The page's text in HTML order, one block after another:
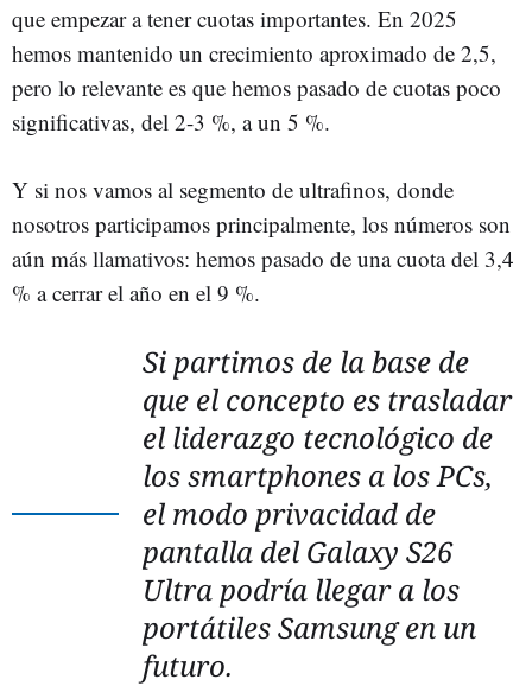
que empezar a tener cuotas importantes. En 2025
hemos mantenido un crecimiento aproximado de 2,5,
pero lo relevante es que hemos pasado de cuotas poco
significativas, del 2-3 %, a un 5 %.
Y si nos vamos al segmento de ultrafinos, donde
nosotros participamos principalmente, los números son
aún más llamativos: hemos pasado de una cuota del 3,4
% a cerrar el año en el 9 %.
Si partimos de la base de
que el concepto es trasladar
el liderazgo tecnológico de
los smartphones a los PCs,
el modo privacidad de
pantalla del Galaxy S26
Ultra podría llegar a los
portátiles Samsung en un
futuro.